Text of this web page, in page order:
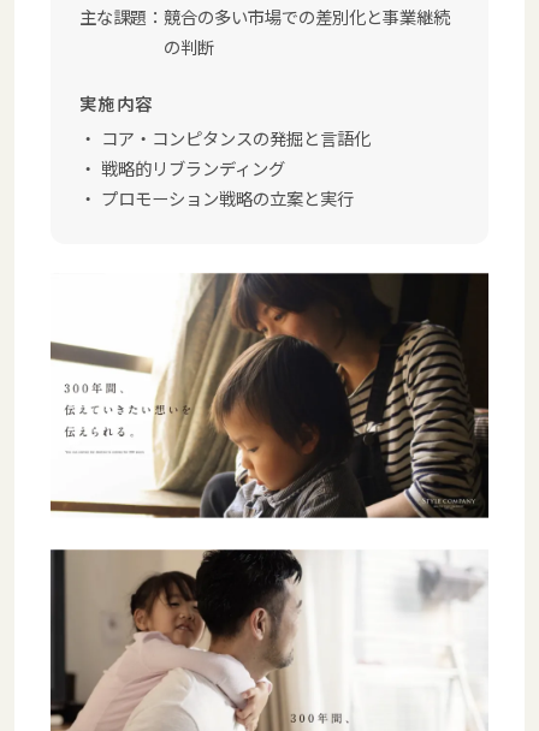
主な課題： 競合の多い市場での差別化と事業継続
の判断
実施内容
コア・コンピタンスの発掘と言語化
戦略的リブランディング
プロモーション戦略の立案と実行